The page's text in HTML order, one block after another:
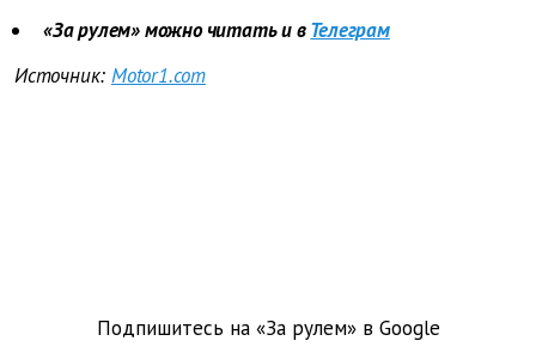
«За рулем» можно читать и вТелеграм
Источник: Motor1.com
Подпишитесь на «За рулем» в Google